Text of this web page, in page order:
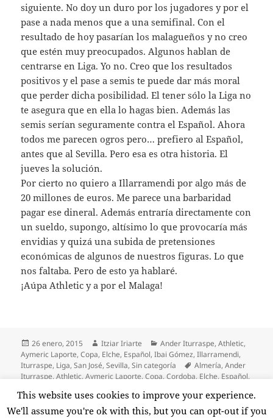
siguiente. No doy un duro por los jugadores y por el
pase a nada menos que a una semifinal. Con el
resultado de hoy pasarían los malagueños y no creo
que estén muy preocupados. Algunos hablan de
centrarse en Liga. Yo no. Creo que los resultados
positivos y el pase a semis te puede dar más moral
que perder dicha posibilidad. El tener sólo la Liga no
te asegura que en ella lo hagas bien. Además las
semis serían seguramente contra el Español. Ahora
todos me parecen ogros pero… prefiero al Español,
antes que al Sevilla. Pero esa es otra historia. El
jueves la solución.
Por cierto no quiero a Illarramendi por algo más de
20 millones de euros. Me parece una barbaridad
pagar ese dineral. Además entraría directamente con
un sueldo, supongo, altísimo lo que provocaría más
envidias y quizá una subida de pretensiones
económicas de algunos de nuestros figuras. Lo que
nos faltaba. Pero de esto ya hablaré.
¡Aúpa Athletic y a por el Malaga!
Publicado
el
26 enero, 2015 Autor
Itziar Iriarte Categorías
Ander Iturraspe,Athletic,
Aymeric Laporte,Copa, Elche, Español,Ibai Gómez,Illarramendi,
Iturraspe, Liga,San José,Sevilla,Sin categoría Etiquetas
Almería,Ander
Iturraspe,Athletic,Aymeric Laporte,Copa,Cordoba, Elche, Español,
Mikel San José, Semifinales de Copa,Sevilla 8 comentariosen Triste
This website uses cookies to improve your experience.
We'll assume you're ok with this, but you can opt-out if you